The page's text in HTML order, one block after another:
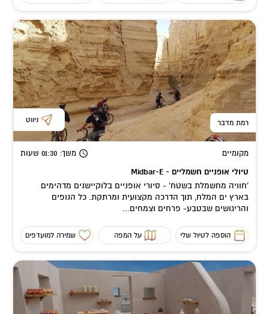
רמת מדבר ניווט
מקומיים משך: 01:30 שעות
טיולי אופניים חשמליים - Midbar-E
'חוויה מחשמלת בשטח' - סיורי אופניים בלוקיישנים מדהימים
בארץ ים המלח, תוך הדרכה מקצועית ומרתקת. כל הנופים
והריגושים שבטבע- פרחים וצמחים...
הוספה לטיול שלי על המפה שמירה למועדפים